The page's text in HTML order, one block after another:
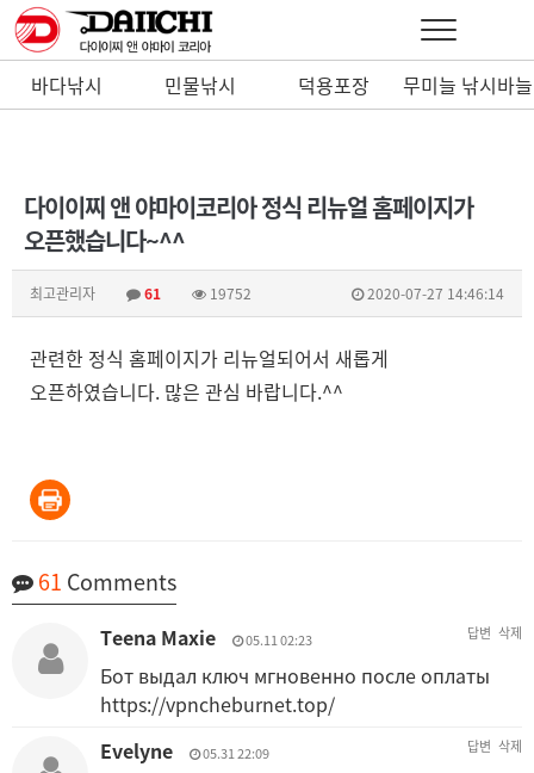
바다낚시 민물낚시
덕용포장
무미늘 낚시바늘
다이이찌 앤 야마이코리아 정식 리뉴얼 홈페이지가
오픈했습니다~^^
최고관리자 61 19752 2020-07-27 14:46:14
관련한 정식 홈페이지가 리뉴얼되어서 새롭게
오픈하였습니다. 많은 관심 바랍니다.^^
61 Comments
Teena Maxie 05.11 02:23 답변 삭제
Бот выдал ключ мгновенно после оплаты
https://vpncheburnet.top/
Evelyne
05.31 22:09 답변 삭제